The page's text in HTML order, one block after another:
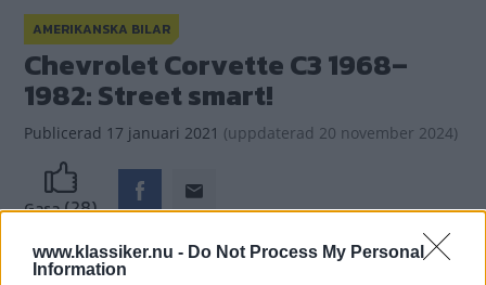
www.klassiker.nu - Do Not Process My Personal
Information
AMERIKANSKA BILAR
Chevrolet Corvette C3 1968–
1982: Street smart!
Publicerad 17 januari 2021 (uppdaterad 20 november 2024)
Gasa(28)